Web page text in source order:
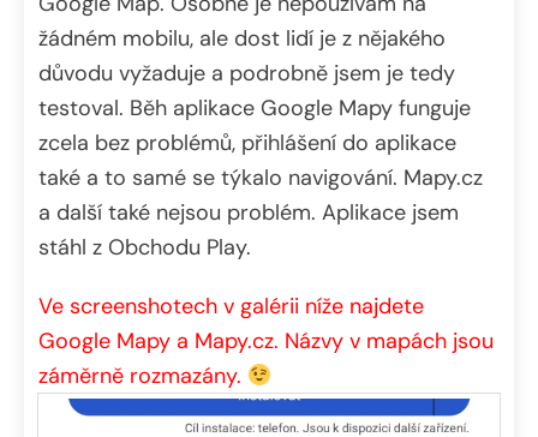
žádném mobilu, ale dost lidí je z nějakého
důvodu vyžaduje a podrobně jsem je tedy
testoval. Běh aplikace Google Mapy funguje
zcela bez problémů, přihlášení do aplikace
také a to samé se týkalo navigování. Mapy.cz
a další také nejsou problém. Aplikace jsem
stáhl z Obchodu Play.
Ve screenshotech v galérii níže najdete
Google Mapy a Mapy.cz. Názvy v mapách jsou
záměrně rozmazány.